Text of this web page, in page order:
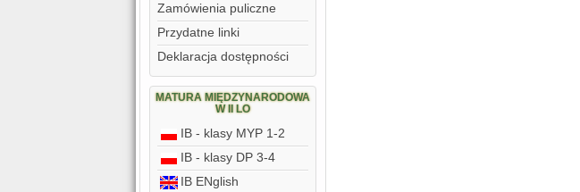
Zamówienia puliczne
Przydatne linki
Deklaracja dostępności
MATURA MIĘDZYNARODOWA
W II LO
IB - klasy MYP 1-2
IB - klasy DP 3-4
IB ENglish